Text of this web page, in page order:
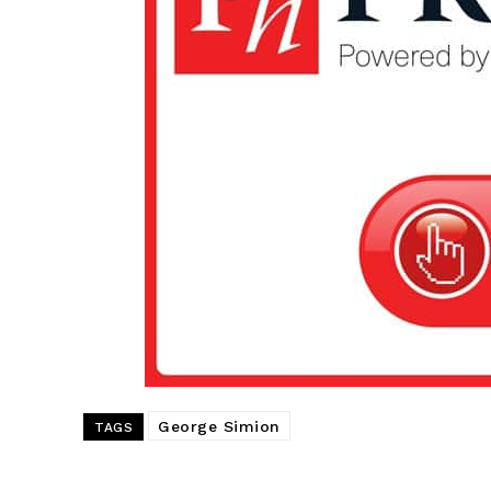
TAGS George Simion